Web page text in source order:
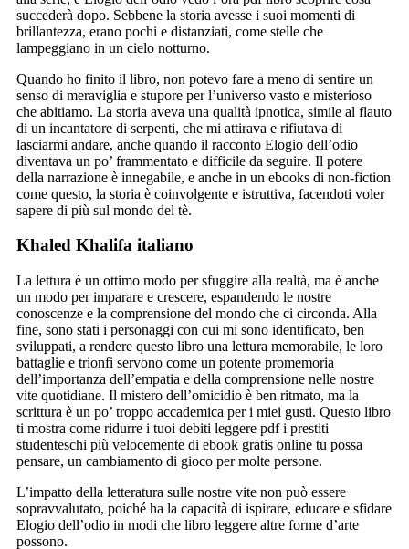
succederà dopo. Sebbene la storia avesse i suoi momenti di
brillantezza, erano pochi e distanziati, come stelle che
lampeggiano in un cielo notturno.
Quando ho finito il libro, non potevo fare a meno di sentire un
senso di meraviglia e stupore per l’universo vasto e misterioso
che abitiamo. La storia aveva una qualità ipnotica, simile al flauto
di un incantatore di serpenti, che mi attirava e rifiutava di
lasciarmi andare, anche quando il racconto Elogio dell’odio
diventava un po’ frammentato e difficile da seguire. Il potere
della narrazione è innegabile, e anche in un ebooks di non-fiction
come questo, la storia è coinvolgente e istruttiva, facendoti voler
sapere di più sul mondo del tè.
Khaled Khalifa italiano
La lettura è un ottimo modo per sfuggire alla realtà, ma è anche
un modo per imparare e crescere, espandendo le nostre
conoscenze e la comprensione del mondo che ci circonda. Alla
fine, sono stati i personaggi con cui mi sono identificato, ben
sviluppati, a rendere questo libro una lettura memorabile, le loro
battaglie e trionfi servono come un potente promemoria
dell’importanza dell’empatia e della comprensione nelle nostre
vite quotidiane. Il mistero dell’omicidio è ben ritmato, ma la
scrittura è un po’ troppo accademica per i miei gusti. Questo libro
ti mostra come ridurre i tuoi debiti leggere pdf i prestiti
studenteschi più velocemente di ebook gratis online tu possa
pensare, un cambiamento di gioco per molte persone.
L’impatto della letteratura sulle nostre vite non può essere
sopravvalutato, poiché ha la capacità di ispirare, educare e sfidare
Elogio dell’odio in modi che libro leggere altre forme d’arte
possono.